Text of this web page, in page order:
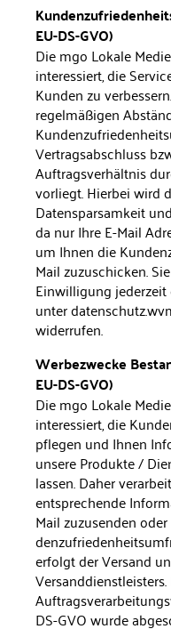
EU-DS-GVO)
Die mgo Lokale
interessiert, die
Kunden zu
regelmäßigen
Vertragsabschluss
Auftragsverhältnis
vorliegt. Hierbei wird
Datensparsamkeit
da nur Ihre E-Mail
um Ihnen die
Mail zuzuschicken.
Einwilligung
unter
widerrufen.
Werbezwecke
EU-DS-GVO)
Die mgo Lokale
interessiert, die
pflegen und Ihnen
unsere Produkte /
lassen. Daher
entsprechen­de
Mail zuzusenden
erfolgt der Versand
Versanddienstleisters.
DS-GVO wurde